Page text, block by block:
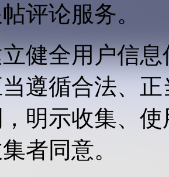
评论服务。
健全用户信
遵循合法、
明示收集、
者同意。